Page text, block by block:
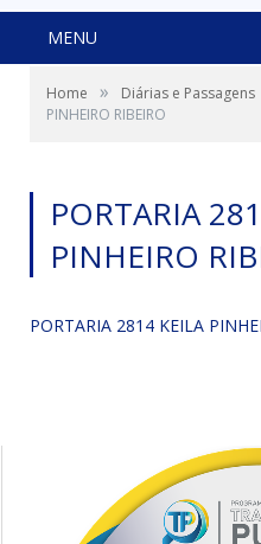
MENU
Home » Diárias e Passagens
PINHEIRO RIBEIRO
PORTARIA
PINHEIRO
PORTARIA 2814 KEILA